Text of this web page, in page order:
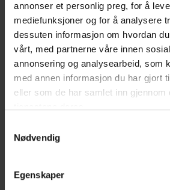
annonser et personlig preg, for å
mediefunksjoner og for å analysere
dessuten informasjon om hvordan
vårt, med partnerne våre innen
annonsering og analysearbeid, som
med annen informasjon du har gjort
eller som de har samlet inn gjennom
Nødvendig
Egenskaper
det daglige arbeidet, 20 % er
% er klasseromsundervisning.
Conradi er også opptatt av aktiv
undervisning og etterutdanning på
– Klasseromsundervisning er et godt
forskning viser at passiv læring ikke
målrettet og effektivt gjennom aktiv
gang med å bygge et
individuelle behovene den enkelte